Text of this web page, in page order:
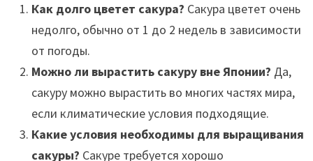
Как долго цветет сакура? Сакура цветет очень
недолго, обычно от 1 до 2 недель в зависимости
от погоды.
Можно ли вырастить сакуру вне Японии? Да,
сакуру можно вырастить во многих частях мира,
если климатические условия подходящие.
Какие условия необходимы для выращивания
сакуры? Сакуре требуется хорошо